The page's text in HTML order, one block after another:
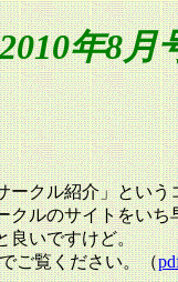
年8月
ークル紹介」とい
クルのサイトをい
良いですけど。
ご覧ください。（